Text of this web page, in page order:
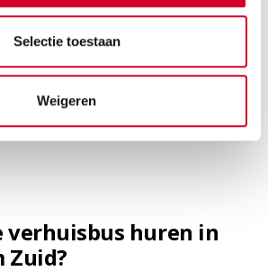
Selectie toestaan
Weigeren
Handgeschakeld
4 deuren
10 m³ inhoud.
Airco
verhuisbus huren in
Zuid?